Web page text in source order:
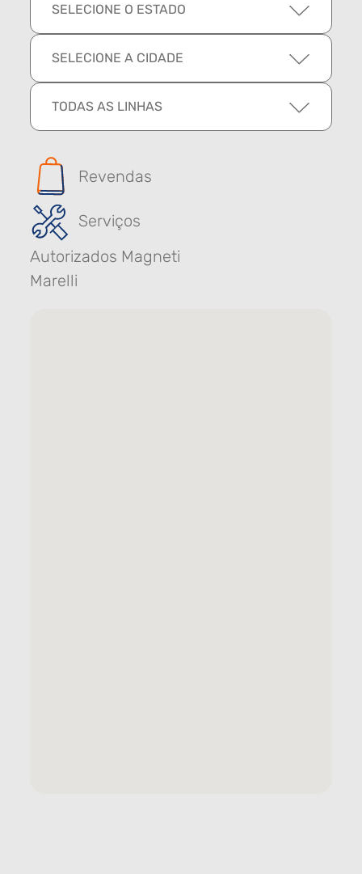
SELECIONE O ESTADO
SELECIONE A CIDADE
TODAS AS LINHAS
Revendas
Serviços
Autorizados Magneti
Marelli